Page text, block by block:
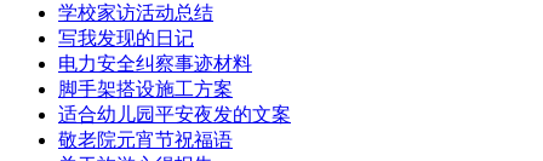
学校家访活动总结
写我发现的日记
电力安全纠察事迹材料
脚手架搭设施工方案
适合幼儿园平安夜发的文案
敬老院元宵节祝福语